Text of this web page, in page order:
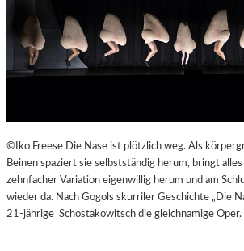
©Iko Freese Die Nase ist plötzlich weg. Als
Beinen spaziert sie selbstständig herum, bringt
zehnfacher Variation eigenwillig herum und am
wieder da. Nach Gogols skurriler Geschichte „Die
21-jährige Schostakowitsch die gleichnamige Oper.